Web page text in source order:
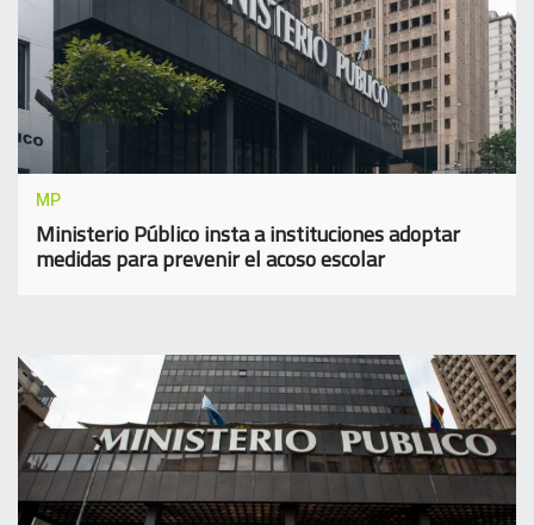
MP
Ministerio Público insta a instituciones adoptar
medidas para prevenir el acoso escolar